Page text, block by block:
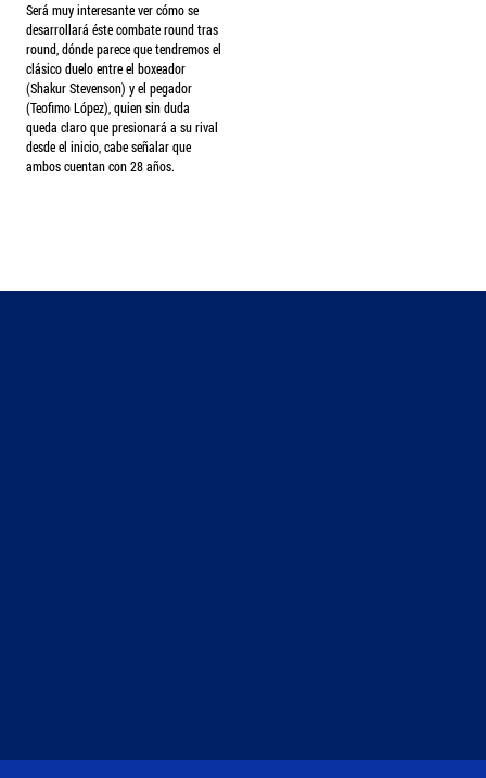
Será muy interesante ver cómo se
desarrollará éste combate round tras
round, dónde parece que tendremos el
clásico duelo entre el boxeador
(Shakur Stevenson) y el pegador
(Teofimo López), quien sin duda
queda claro que presionará a su rival
desde el inicio, cabe señalar que
ambos cuentan con 28 años.